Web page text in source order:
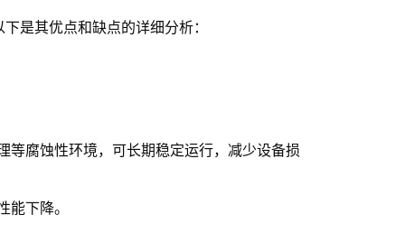
是其优点和缺点的详细分析：
等腐蚀性环境，可长期稳定运行，减少设备损
下降。